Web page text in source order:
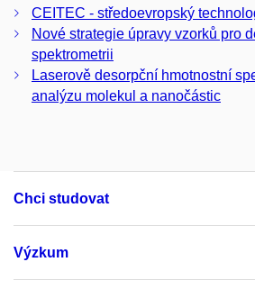
CEITEC - středoevropský
Nové strategie úpravy vzorků pro
spektrometrii
Laserově desorpční hmotnostní
analýzu molekul a nanočástic
Chci studovat
Výzkum